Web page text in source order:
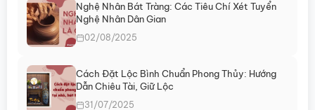
Nghệ Nhân Bát Tràng: Các Tiêu Chí Xét Tuyển
Nghệ Nhân Dân Gian
02/08/2025
Cách Đặt Lộc Bình Chuẩn Phong Thủy: Hướng
Dẫn Chiêu Tài, Giữ Lộc
31/07/2025